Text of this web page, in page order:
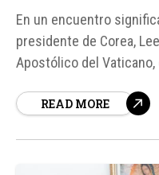
En un encuentro
presidente de Corea,
Apostólico del
Mundial de la Juventud
READ MORE